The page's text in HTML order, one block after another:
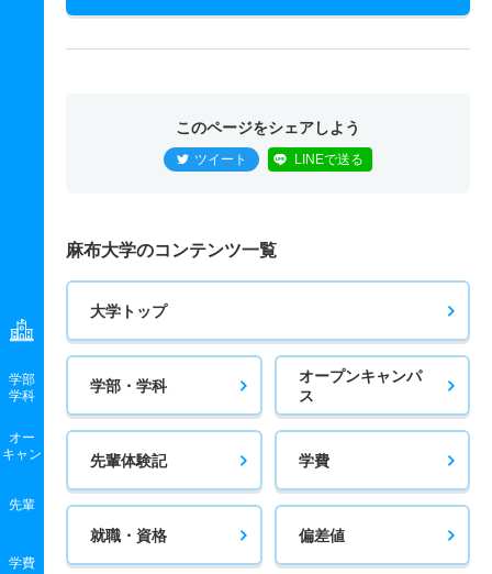
学部
学科
オー
キャン
先輩
学費
このページをシェアしよう
ツイート LINEで送る
麻布大学のコンテンツ一覧
大学トップ
学部・学科
オープンキャンパ
ス
先輩体験記 学費
就職・資格 偏差値